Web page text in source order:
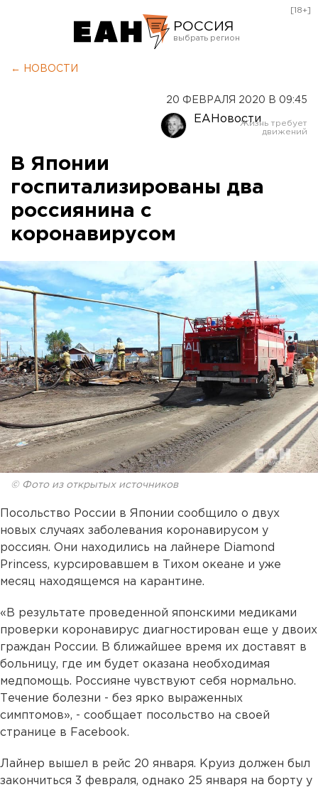
РОССИЯ
Оренбург
[18+]
← НОВОСТИ
20 ФЕВРАЛЯ 2020 В 09:45
ЕАНовости
В Японии
госпитализированы два
россиянина с
коронавирусом
© Фото из открытых источников
Посольство России в Японии сообщило о двух
новых случаях заболевания коронавирусом у
россиян. Они находились на лайнере Diamond
Princess, курсировавшем в Тихом океане и уже
месяц находящемся на карантине.
«В результате проведенной японскими медиками
проверки коронавирус диагностирован еще у двоих
граждан России. В ближайшее время их доставят в
больницу, где им будет оказана необходимая
медпомощь. Россияне чувствуют себя нормально.
Течение болезни - без ярко выраженных
симптомов», - сообщает посольство на своей
странице в Facebook.
Лайнер вышел в рейс 20 января. Круиз должен был
закончиться 3 февраля, однако 25 января на борту у